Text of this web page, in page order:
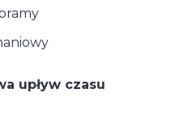
upływ czasu